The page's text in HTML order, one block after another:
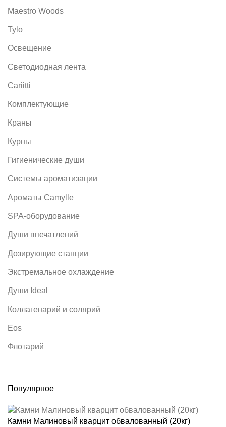
Maestro Woods
Tylo
Освещение
Светодиодная лента
Cariitti
Комплектующие
Краны
Курны
Гигиенические души
Системы ароматизации
Ароматы Camylle
SPA-оборудование
Души впечатлений
Дозирующие станции
Экстремальное охлаждение
Души Ideal
Коллагенарий и солярий
Eos
Флотарий
Популярное
Камни Малиновый кварцит обвалованный (20кг)